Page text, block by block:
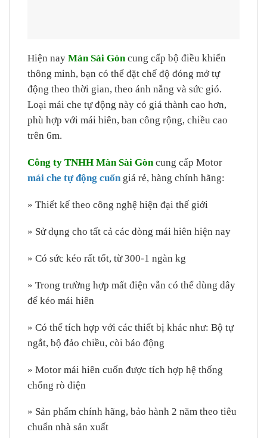
Hiện nay Màn Sài Gòn cung cấp bộ điều khiển
thông minh, bạn có thể đặt chế độ đóng mở tự
động theo thời gian, theo ánh nắng và sức gió.
Loại mái che tự động này có giá thành cao hơn,
phù hợp với mái hiên, ban công rộng, chiều cao
trên 6m.
Công ty TNHH Màn Sài Gòncung cấp Motor
mái che tự động cuốngiá rẻ, hàng chính hãng:
» Thiết kế theo công nghệ hiện đại thế giới
» Sử dụng cho tất cả các dòng mái hiên hiện nay
» Có sức kéo rất tốt, từ 300-1 ngàn kg
» Trong trường hợp mất điện vẫn có thể dùng dây
để kéo mái hiên
» Có thể tích hợp với các thiết bị khác như: Bộ tự
ngắt, bộ đảo chiều, còi báo động
» Motor mái hiên cuốn được tích hợp hệ thống
chống rò điện
» Sản phẩm chính hãng, bảo hành 2 năm theo tiêu
chuẩn nhà sản xuất